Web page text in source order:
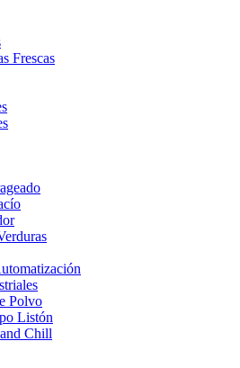
Frescas
Polvo
Listón
Chill